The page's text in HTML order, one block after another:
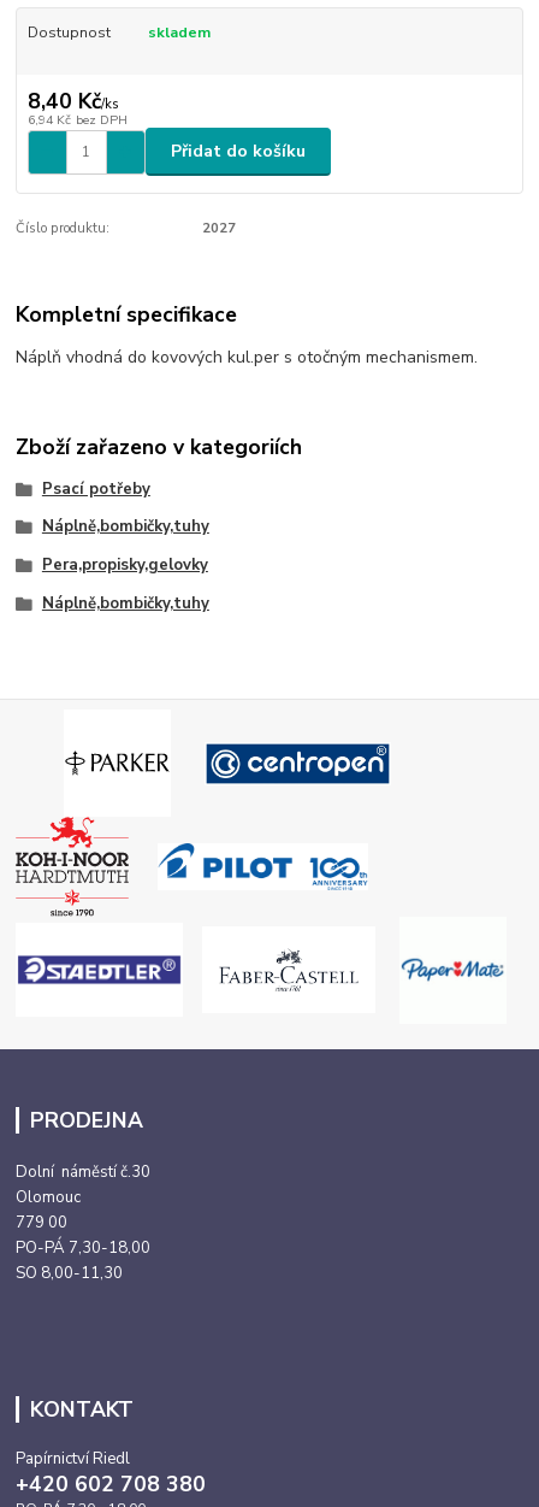
Dostupnost skladem
8,40 Kč/ks
6,94 Kč bez DPH
Přidat do košíku
Číslo produktu: 2027
Kompletní specifikace
Náplň vhodná do kovových kul.per s otočným mechanismem.
Zboží zařazeno v kategoriích
Psací potřeby
Náplně,bombičky,tuhy
Pera,propisky,gelovky
Náplně,bombičky,tuhy
PRODEJNA
Dolní náměstí č.30
Olomouc
779 00
PO-PÁ 7,30-18,00
SO 8,00-11,30
KONTAKT
Papírnictví Riedl
+420 602 708 380